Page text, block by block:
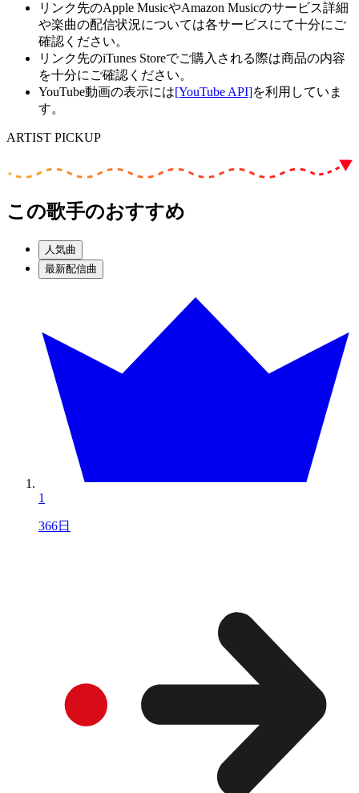
リンク先のApple MusicやAmazon Musicのサービス詳細
や楽曲の配信状況については各サービスにて十分にご
確認ください。
リンク先のiTunes Storeでご購入される際は商品の内容
を十分にご確認ください。
YouTube動画の表示には[YouTube API]を利用していま
す。
ARTIST PICKUP
この歌手のおすすめ
人気曲
最新配信曲
1
366日